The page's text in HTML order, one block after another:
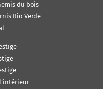
du bois
Rio Verde